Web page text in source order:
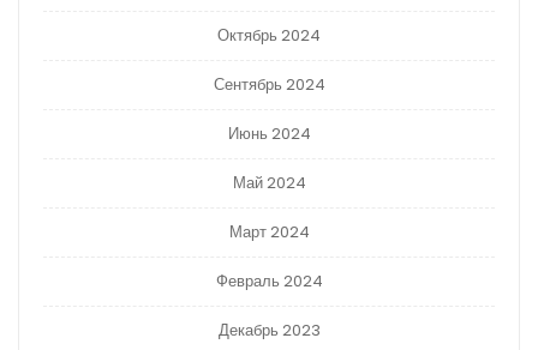
Октябрь 2024
Сентябрь 2024
Июнь 2024
Май 2024
Март 2024
Февраль 2024
Декабрь 2023